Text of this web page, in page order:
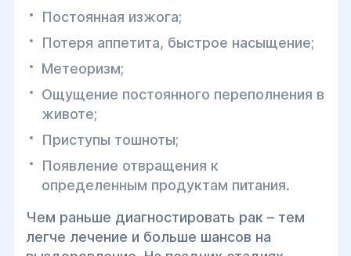
Постоянная изжога;
Потеря аппетита, быстрое насыщение;
Метеоризм;
Ощущение постоянного переполнения в
животе;
Приступы тошноты;
Появление отвращения к
определенным продуктам питания.
Чем раньше диагностировать рак – тем
легче лечение и больше шансов на